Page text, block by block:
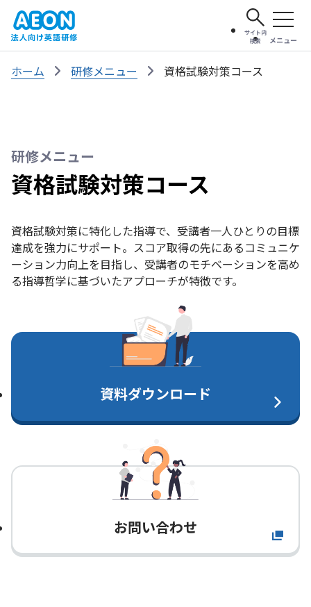
サイト内
検索
メニュー
ホーム 研修メニュー 資格試験対策コース
研修メニュー
資格試験対策コース
資格試験対策に特化した指導で、受講者一人ひとりの目標
達成を強力にサポート。スコア取得の先にあるコミュニケ
ーション力向上を目指し、受講者のモチベーションを高め
る指導哲学に基づいたアプローチが特徴です。
資料ダウンロード
お問い合わせ